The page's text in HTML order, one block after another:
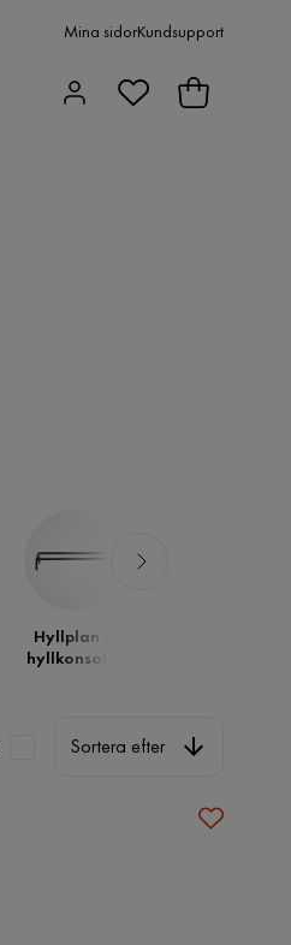
Mina sidorKundsupport
Hyllplan &
hyllkonsoler
Sortera efter